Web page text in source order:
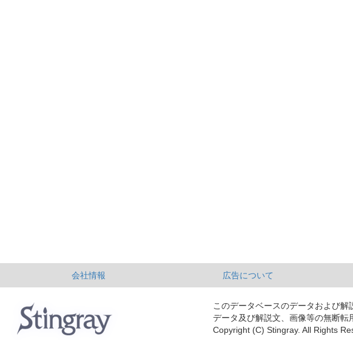
会社情報 広告について
このデータベースのデータおよび解
データ及び解説文、画像等の無断転
Copyright (C) Stingray. All Rights